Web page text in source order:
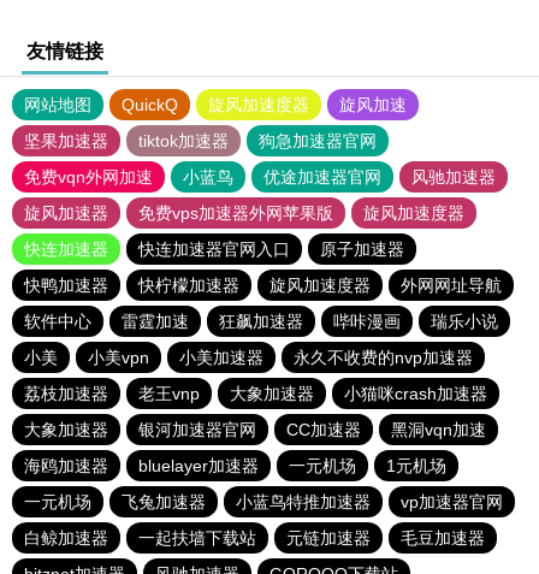
友情链接
网站地图 QuickQ 旋风加速度器
旋风加速
坚果加速器
tiktok加速器
狗急加速器官网
免费vqn外网加速
小蓝鸟 优途加速器官网
风驰加速器
旋风加速器
免费vps加速器外网苹果版
旋风加速度器
快连加速器
快连加速器官网入口
原子加速器
快鸭加速器
快柠檬加速器 旋风加速度器
外网网址导航
软件中心
雷霆加速 狂飙加速器 哔咔漫画
瑞乐小说
小美
小美vpn 小美加速器
永久不收费的nvp加速器
荔枝加速器
老王vnp 大象加速器
小猫咪crash加速器
大象加速器
银河加速器官网 CC加速器
黑洞vqn加速
海鸥加速器
bluelayer加速器 一元机场
1元机场
一元机场
飞兔加速器 小蓝鸟特推加速器
vp加速器官网
白鲸加速器
一起扶墙下载站 元链加速器
毛豆加速器